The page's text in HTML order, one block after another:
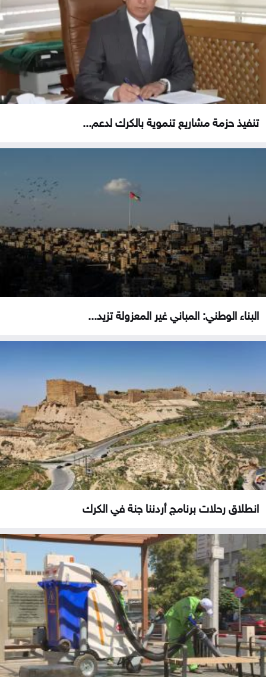
تنفيذ حزمة مشاريع تنموية بالكرك لدعم...
البناء الوطني: المباني غير المعزولة تزيد...
انطلاق رحلات برنامج أردننا جنة في الكرك